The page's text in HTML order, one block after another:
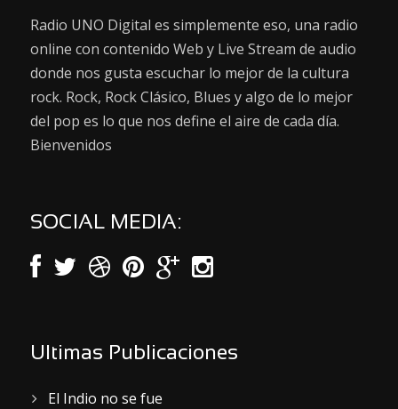
Radio UNO Digital es simplemente eso, una radio
online con contenido Web y Live Stream de audio
donde nos gusta escuchar lo mejor de la cultura
rock. Rock, Rock Clásico, Blues y algo de lo mejor
del pop es lo que nos define el aire de cada día.
Bienvenidos
SOCIAL MEDIA:
Ultimas Publicaciones
El Indio no se fue